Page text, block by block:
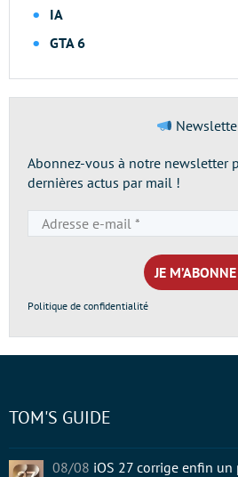
IA
GTA 6
Abonnez-vous à notre newsletter
dernières actus par mail !
e-
mail
*
Politique de confidentialité
TOM'S GUIDE
08/08 iOS 27 corrige enfin